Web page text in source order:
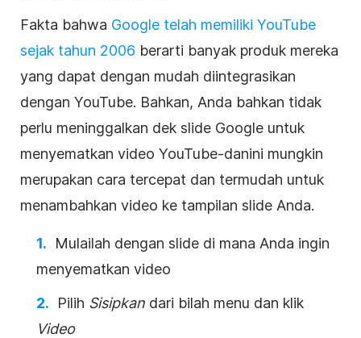
Fakta bahwa Google telah memiliki YouTube
sejak tahun 2006 berarti banyak produk mereka
yang dapat dengan mudah diintegrasikan
dengan YouTube. Bahkan, Anda bahkan tidak
perlu meninggalkan dek slide Google untuk
menyematkan video YouTube-danini mungkin
merupakan cara tercepat dan termudah untuk
menambahkan video ke tampilan slide Anda.
Mulailah dengan slide di mana Anda ingin
menyematkan video
Pilih Sisipkan dari bilah menu dan klik
Video